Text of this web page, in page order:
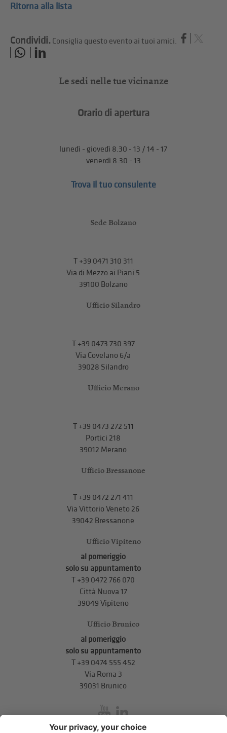
Ritorna alla lista
Condividi. Consiglia questo evento ai tuoi amici.
Le sedi nelle tue vicinanze
Orario di apertura
lunedì - giovedì 8.30 - 13 / 14 - 17
venerdì 8.30 - 13
Trova il tuo consulente
Sede Bolzano
T+39 0471 310 311
Via di Mezzo ai Piani 5
39100 Bolzano
Ufficio Silandro
T+39 0473 730 397
Via Covelano 6/a
39028 Silandro
Ufficio Merano
T+39 0473 272 511
Portici 218
39012 Merano
Ufficio Bressanone
T +39 0472 271 411
Via Vittorio Veneto 26
39042 Bressanone
Ufficio Vipiteno
al pomeriggio
solo su appuntamento
T +39 0472 766 070
Città Nuova 17
39049 Vipiteno
Ufficio Brunico
al pomeriggio
solo su appuntamento
T+39 0474 555 452
Via Roma 3
39031 Brunico